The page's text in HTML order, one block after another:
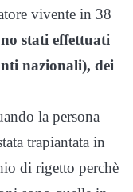
vivente in 38
stati effettuati
nazionali), dei
la persona
trapiantata in
di rigetto perchè